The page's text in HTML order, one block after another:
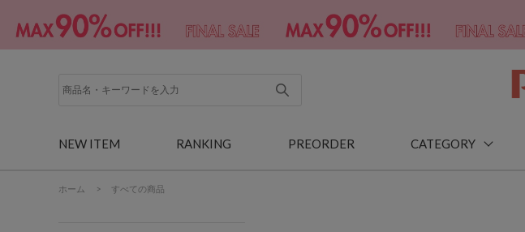
NEW ITEM RANKING PREORDER CATEGORY
ホーム > すべての商品